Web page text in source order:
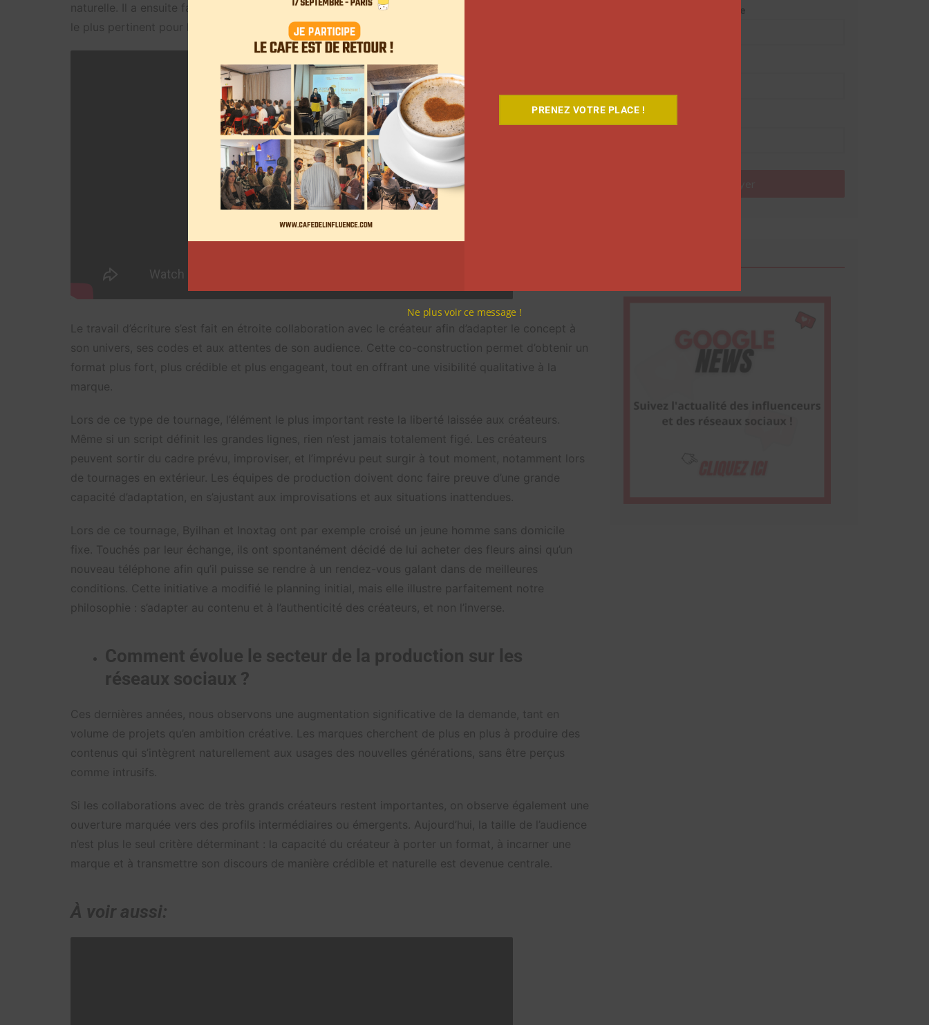
naturelle. Il a ensuite fallu convaincre la marque de ce parti-pris créatif, puis identifier le créateur
le plus pertinent pour l’incarner.
Le travail d’écriture s’est fait en étroite collaboration avec le créateur afin d’adapter le concept à
son univers, ses codes et aux attentes de son audience. Cette co-construction permet d’obtenir un
format plus fort, plus crédible et plus engageant, tout en offrant une visibilité qualitative à la
marque.
Lors de ce type de tournage, l’élément le plus important reste la liberté laissée aux créateurs.
Même si un script définit les grandes lignes, rien n’est jamais totalement figé. Les créateurs
peuvent sortir du cadre prévu, improviser, et l’imprévu peut surgir à tout moment, notamment lors
de tournages en extérieur. Les équipes de production doivent donc faire preuve d’une grande
capacité d’adaptation, en s’ajustant aux improvisations et aux situations inattendues.
Lors de ce tournage, Byilhan et Inoxtag ont par exemple croisé un jeune homme sans domicile
fixe. Touchés par leur échange, ils ont spontanément décidé de lui acheter des fleurs ainsi qu’un
nouveau téléphone afin qu’il puisse se rendre à un rendez-vous galant dans de meilleures
conditions. Cette initiative a modifié le planning initial, mais elle illustre parfaitement notre
philosophie : s’adapter au contenu et à l’authenticité des créateurs, et non l’inverse.
Comment évolue le secteur de la production sur les
réseaux sociaux ?
Ces dernières années, nous observons une augmentation significative de la demande, tant en
volume de projets qu’en ambition créative. Les marques cherchent de plus en plus à produire des
contenus qui s’intègrent naturellement aux usages des nouvelles générations, sans être perçus
comme intrusifs.
Si les collaborations avec de très grands créateurs restent importantes, on observe également une
ouverture marquée vers des profils intermédiaires ou émergents. Aujourd’hui, la taille de l’audience
n’est plus le seul critère déterminant : la capacité du créateur à porter un format, à incarner une
marque et à transmettre son discours de manière crédible et naturelle est devenue centrale.
À voir aussi:
Adresse de messagerie
PRENEZ VOTRE PLACE !
Ne plus voir ce message !